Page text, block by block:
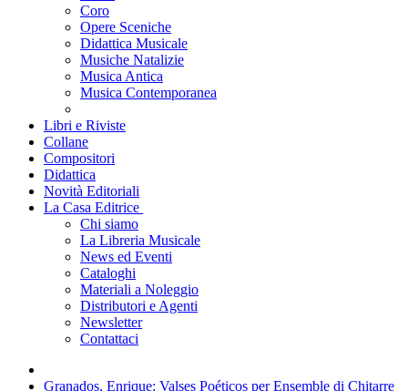
Coro
Opere Sceniche
Didattica Musicale
Musiche Natalizie
Musica Antica
Musica Contemporanea
Libri e Riviste
Collane
Compositori
Didattica
Novità Editoriali
La Casa Editrice
Chi siamo
La Libreria Musicale
News ed Eventi
Cataloghi
Materiali a Noleggio
Distributori e Agenti
Newsletter
Contattaci
Granados, Enrique: Valses Poéticos per Ensemble di Chitarre